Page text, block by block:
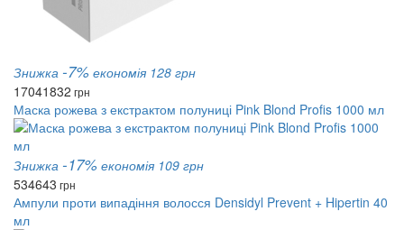
Знижка -7% економія 128 грн
17041832 грн
Маска рожева з екстрактом полуниці Pink Blond Profis 1000 мл
Знижка -17% економія 109 грн
534643 грн
Ампули проти випадіння волосся Densidyl Prevent + Hipertin 40
мл